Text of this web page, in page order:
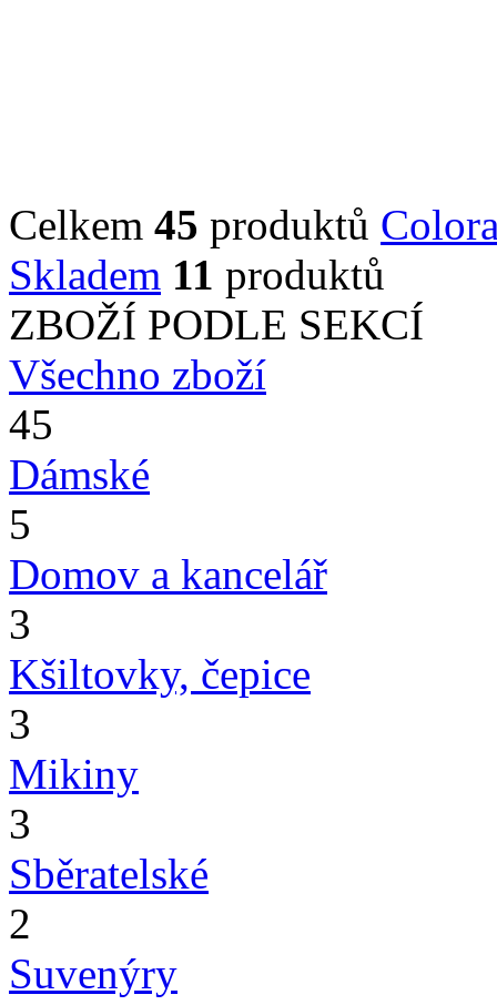
Celkem 45 produktů
Skladem 11 produktů
ZBOŽÍ PODLE SEKCÍ
Všechno zboží
45
Dámské
5
Domov a kancelář
3
Kšiltovky, čepice
3
Mikiny
3
Sběratelské
2
Suvenýry